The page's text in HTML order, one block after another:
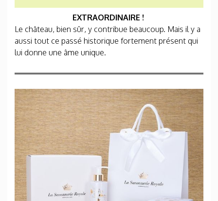
EXTRAORDINAIRE !
Le château, bien sûr, y contribue beaucoup. Mais il y a
aussi tout ce passé historique fortement présent qui
lui donne une âme unique.